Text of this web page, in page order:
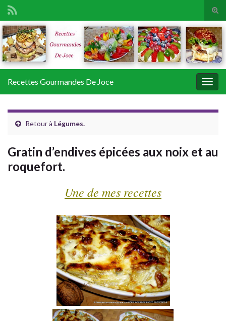
Search for:
Recettes Gourmandes De Joce
Retour à Légumes.
Gratin d’endives épicées aux noix et au
roquefort.
Une de mes recettes